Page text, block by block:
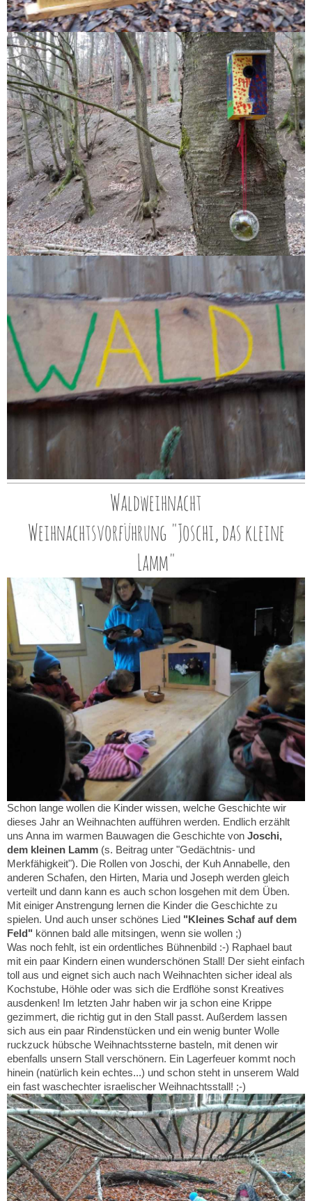
Waldweihnacht
Weihnachtsvorführung "Joschi, das kleine
Lamm"
Schon lange wollen die Kinder wissen, welche Geschichte wir
dieses Jahr an Weihnachten aufführen werden. Endlich erzählt
uns Anna im warmen Bauwagen die Geschichte von Joschi,
dem kleinen Lamm (s. Beitrag unter "Gedächtnis- und
Merkfähigkeit"). Die Rollen von Joschi, der Kuh Annabelle, den
anderen Schafen, den Hirten, Maria und Joseph werden gleich
verteilt und dann kann es auch schon losgehen mit dem Üben.
Mit einiger Anstrengung lernen die Kinder die Geschichte zu
spielen. Und auch unser schönes Lied "Kleines Schaf auf dem
Feld" können bald alle mitsingen, wenn sie wollen ;)
Was noch fehlt, ist ein ordentliches Bühnenbild :-) Raphael baut
mit ein paar Kindern einen wunderschönen Stall! Der sieht einfach
toll aus und eignet sich auch nach Weihnachten sicher ideal als
Kochstube, Höhle oder was sich die Erdflöhe sonst Kreatives
ausdenken! Im letzten Jahr haben wir ja schon eine Krippe
gezimmert, die richtig gut in den Stall passt. Außerdem lassen
sich aus ein paar Rindenstücken und ein wenig bunter Wolle
ruckzuck hübsche Weihnachtssterne basteln, mit denen wir
ebenfalls unsern Stall verschönern. Ein Lagerfeuer kommt noch
hinein (natürlich kein echtes...) und schon steht in unserem Wald
ein fast waschechter israelischer Weihnachtsstall! ;-)